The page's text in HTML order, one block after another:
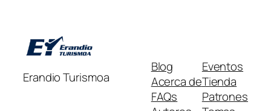
Erandio Turismoa
Blog
Acerca de
FAQs
Eventos
Tienda
Patrones